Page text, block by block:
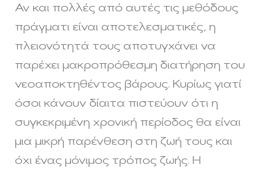
Αν και πολλές από αυτές τις μεθόδους
πράγματι είναι αποτελεσματικές, η
πλειονότητά τους αποτυγχάνει να
παρέχει μακροπρόθεσμη διατήρηση του
νεοαποκτηθέντος βάρους. Κυρίως γιατί
όσοι κάνουν δίαιτα πιστεύουν ότι η
συγκεκριμένη χρονική περίοδος θα είναι
μια μικρή παρένθεση στη ζωή τους και
όχι ένας μόνιμος τρόπος ζωής. Η